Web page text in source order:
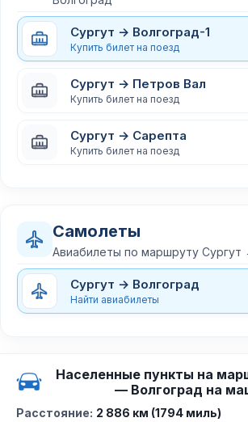
Сургут → Волгоград-1
Купить билет на поезд
Сургут → Петров Вал
Купить билет на поезд
Сургут → Сарепта
Купить билет на поезд
Самолеты
Авиабилеты по маршруту Сургут
Сургут → Волгоград
Найти авиабилеты
Населенные пункты на
— Волгоград на
Расстояние: 2 886 км (1794 миль)